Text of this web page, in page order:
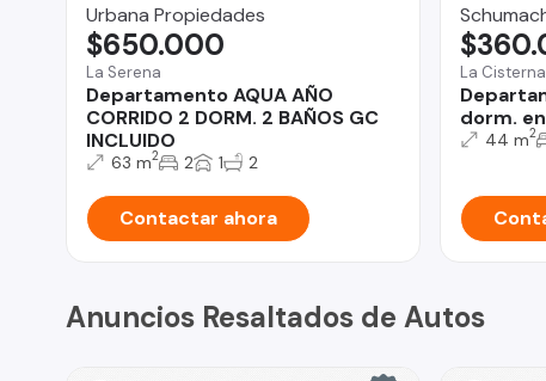
Urbana Propiedades
La Serena
Departamento AQUA AÑO
CORRIDO 2 DORM. 2 BAÑOS GC
INCLUIDO
$650.000
63 m2 2 1 2
Contactar ahora
La Cisterna
dorm.
44 m2
Anuncios Resaltados de Autos